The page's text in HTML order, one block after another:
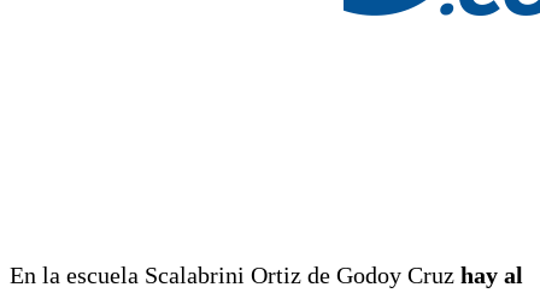
En la escuela Scalabrini Ortiz de Godoy Cruz hay al